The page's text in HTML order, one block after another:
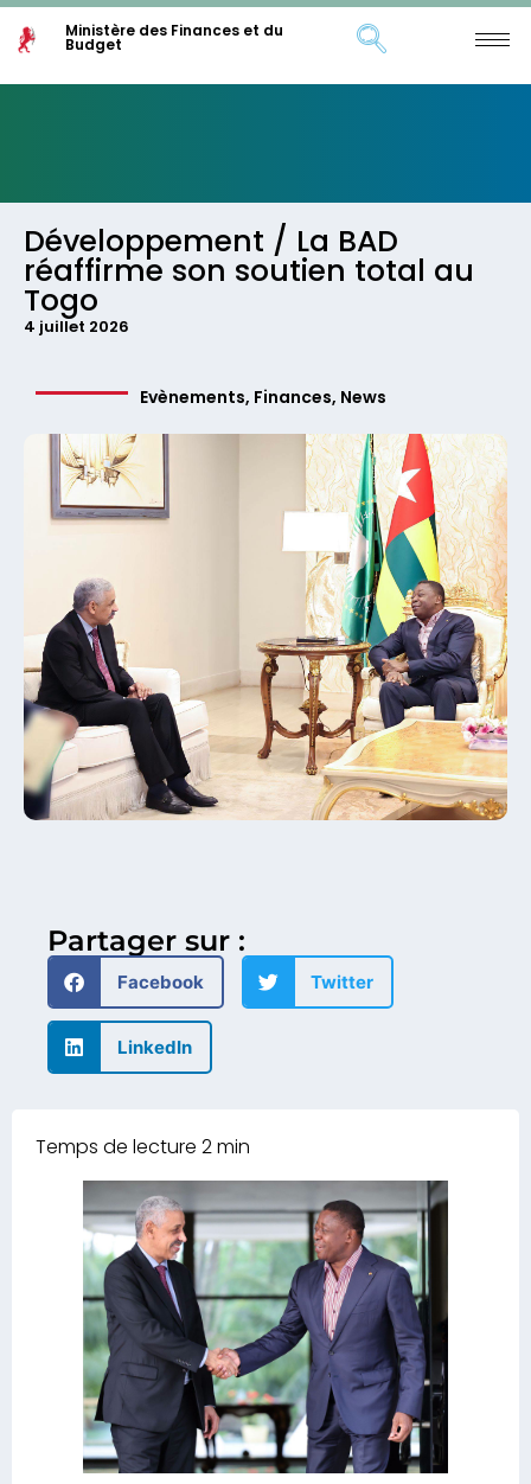
Ministère des Finances et du
Budget
Développement / La BAD
réaffirme son soutien total au
Togo
4 juillet 2026
Evènements, Finances, News
Partager sur :
Facebook Twitter
LinkedIn